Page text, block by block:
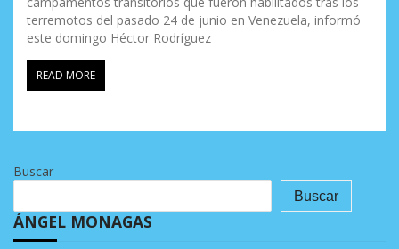
terremotos del pasado 24 de junio en Venezuela, informó
este domingo Héctor Rodríguez
READ MORE
Buscar
Buscar
ÁNGEL MONAGAS